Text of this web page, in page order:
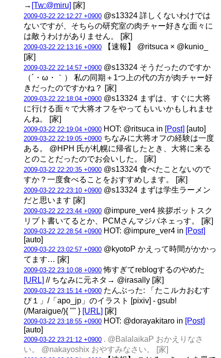
→ [Tw:@miru] [家]
2009-03-22 22:12:27 +0900 @s13324 詳しくないわけでは
ないですが、そちらの研究室の肉チャー好きな面々に
は敵うわけがありません。 [家]
2009-03-22 22:13:16 +0900 【速報】 @ritsuca × @kunio_
[家]
2009-03-22 22:14:57 +0900 @s13324 そうだったのですか
（´・ω・｀） 私の同期＋1つ上の代の方が肉チャー好
きだったのですかね？ [家]
2009-03-22 22:18:04 +0900 @s13324 まずは、すぐに大将
に行ける面々で大将オフをやってもいいかもしれませ
んね。 [家]
2009-03-22 22:19:04 +0900 HOT: @ritsuca in [Post] [auto]
2009-03-22 22:19:05 +0900 ちなみに大将オフの経験は一度
ある。 @HPH 氏が札幌に帰省したとき、大将に来る
とのことだったのでお会いした。 [家]
2009-03-22 22:20:35 +0900 @s13324 食べたことないので
すか？一度食べることをおすすめします。 [家]
2009-03-22 22:23:10 +0900 @s13324 まずは学生ラーメン
だと思います [家]
2009-03-22 22:23:44 +0900 @impure_ver4 挨拶ボットスク
リプト書いてるとか、PCMさんマジパネェっす。 [家]
2009-03-22 22:28:54 +0900 HOT: @impure_ver4 in [Post]
[auto]
2009-03-22 23:02:57 +0900 @kyotoP かえって時間がかかっ
てます… [家]
2009-03-22 23:10:08 +0900 怖すぎてreblogするのやめた
[URL] // ちなみに元ネタ→ @irasally [家]
2009-03-22 23:15:14 +0900 たんぶった: 「たこルカおむす
び１」/「apo_jp」のイラスト [pixiv] - gsub!
(/Maraigue/){ "" } [URL] [家]
2009-03-22 23:18:55 +0900 HOT: @dorayakitaro in [Post]
[auto]
2009-03-22 23:21:12 +0900 . @BalalaikaP おかえりなさ
い。 @nakayoshix おやすみなさい。 [家]